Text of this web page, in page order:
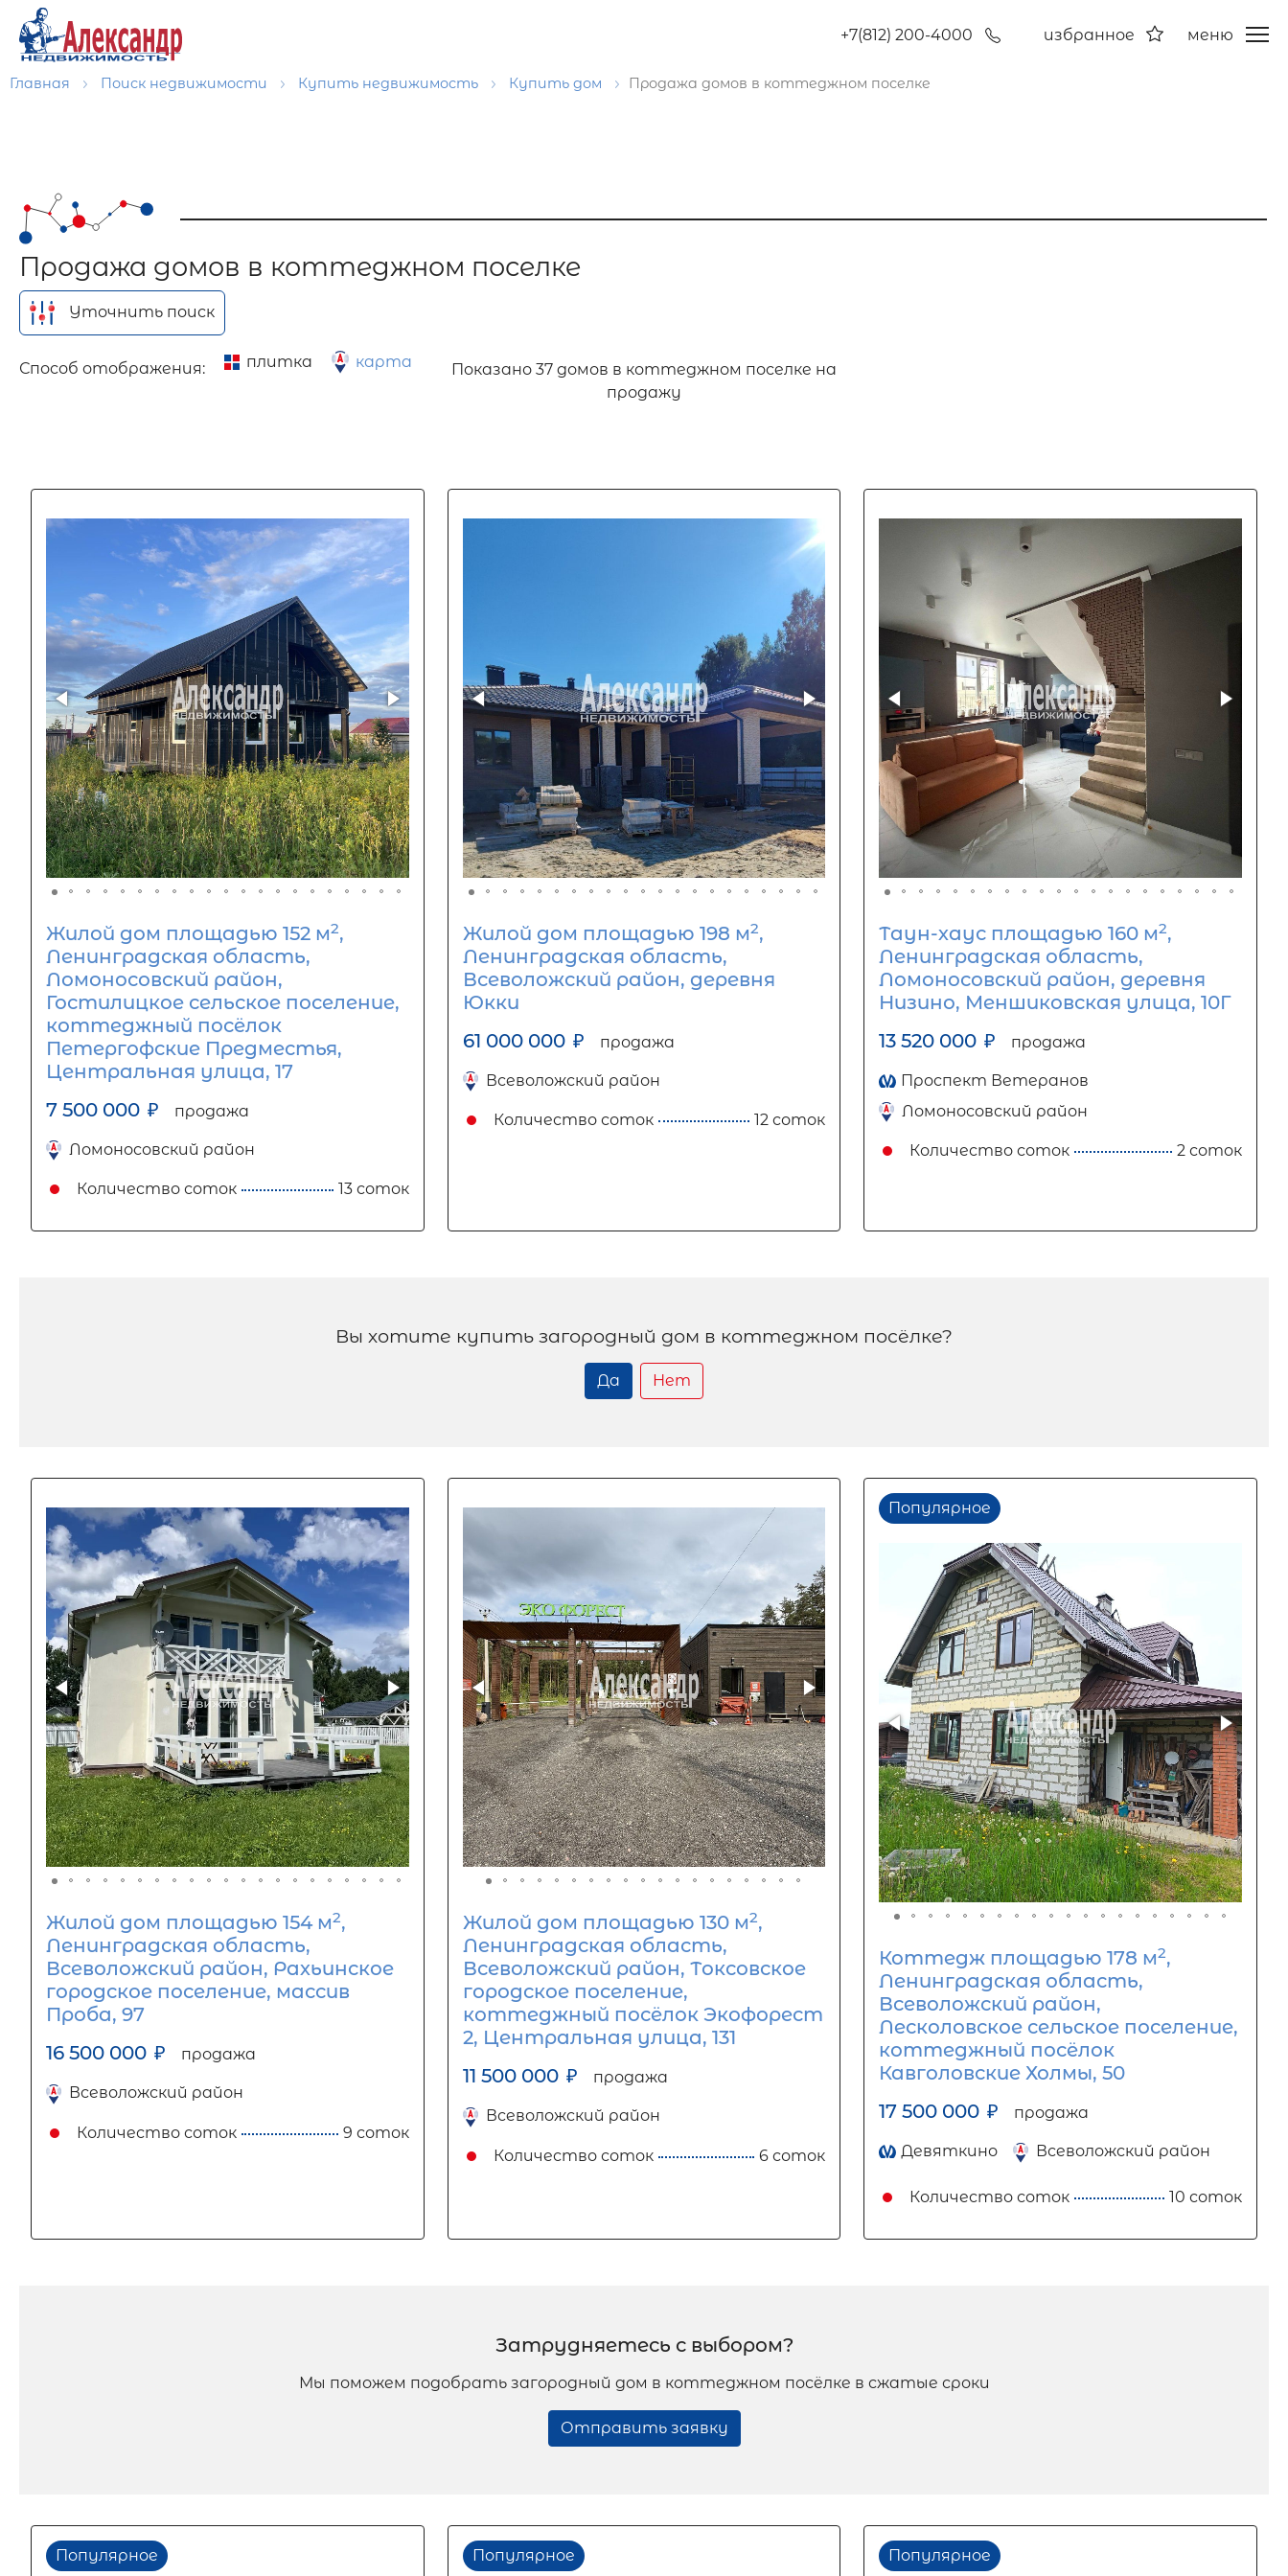
+7(812) 200-4000 избранное меню
Главная Поиск недвижимости Купить недвижимость Купить дом Продажа домов в коттеджном поселке
Продажа домов в коттеджном поселке
Уточнить поиск
Способ отображения: плитка карта Показано 37 домов в коттеджном поселке на
продажу
Жилой дом площадью 152 м2,
Ленинградская область,
Ломоносовский район,
Гостилицкое сельское поселение,
коттеджный посёлок
Петергофские Предместья,
Центральная улица, 17
7 500 000 ₽ продажа
Ломоносовский район
Количество соток 13 соток
Жилой дом площадью 198 м2,
Ленинградская область,
Всеволожский район, деревня
Юкки
61 000 000 ₽ продажа
Всеволожский район
Количество соток 12 соток
Таун-хаус площадью 160 м2,
Ленинградская область,
Ломоносовский район, деревня
Низино, Меншиковская улица, 10Г
13 520 000 ₽ продажа
Проспект Ветеранов
Ломоносовский район
Количество соток 2 соток
Вы хотите купить загородный дом в коттеджном посёлке?
Да Нет
Жилой дом площадью 154 м2,
Ленинградская область,
Всеволожский район, Рахьинское
городское поселение, массив
Проба, 97
16 500 000 ₽ продажа
Всеволожский район
Количество соток 9 соток
Жилой дом площадью 130 м2,
Ленинградская область,
Всеволожский район, Токсовское
городское поселение,
коттеджный посёлок Экофорест
2, Центральная улица, 131
11 500 000 ₽ продажа
Всеволожский район
Количество соток 6 соток
Популярное
Коттедж площадью 178 м2,
Ленинградская область,
Всеволожский район,
Лесколовское сельское поселение,
коттеджный посёлок
Кавголовские Холмы, 50
17 500 000 ₽ продажа
Девяткино Всеволожский район
Количество соток 10 соток
Затрудняетесь с выбором?
Мы поможем подобрать загородный дом в коттеджном посёлке в сжатые сроки
Отправить заявку
Популярное Популярное Популярное